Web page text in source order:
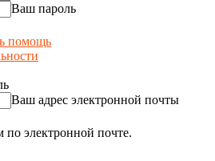
Ваш пароль
помощь
Ваш адрес электронной почты
по электронной почте.